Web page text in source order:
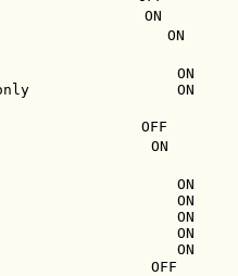
ON
ON
ON
ON
OFF
ON
ON
ON
ON
ON
ON
OFF